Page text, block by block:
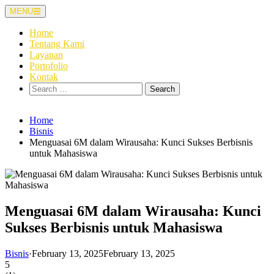
Skip
to
content
MENU
Home
Tentang Kami
Layanan
Portofolio
Kontak
Search
for:
Home
Bisnis
Menguasai 6M dalam Wirausaha: Kunci Sukses Berbisnis
untuk Mahasiswa
Menguasai 6M dalam Wirausaha: Kunci
Sukses Berbisnis untuk Mahasiswa
Bisnis·February 13, 2025February 13, 2025
5